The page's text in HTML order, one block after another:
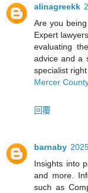
alinagreekk
Are you
Expert
evaluating
advice and a
specialist right
Mercer
回覆
barnaby
Insights into
and more.
such as